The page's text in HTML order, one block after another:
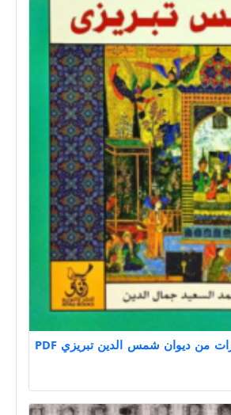
تحميل كتاب مختارات من ديوان شمس الدين تبريزي PDF